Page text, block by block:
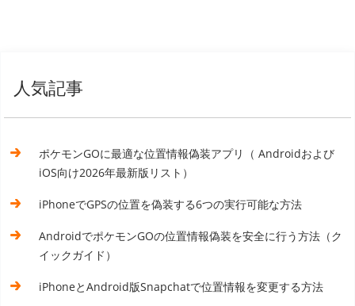
人気記事
ポケモンGOに最適な位置情報偽装アプリ（ Androidおよび
iOS向け2026年最新版リスト）
iPhoneでGPSの位置を偽装する6つの実行可能な方法
AndroidでポケモンGOの位置情報偽装を安全に行う方法（ク
イックガイド）
iPhoneとAndroid版Snapchatで位置情報を変更する方法